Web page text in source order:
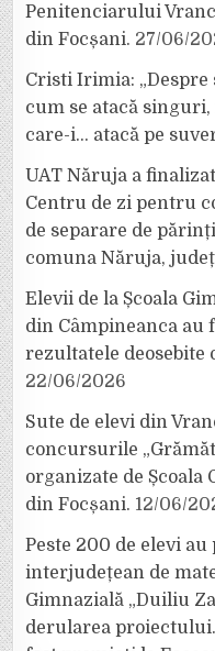
Penitenciarului
din Focșani. 27/06/
Cristi Irimia:
cum se atacă singuri,
care-i… atacă pe
UAT Năruja a
Centru de zi pentru
de separare de
comuna Năruja,
Elevii de la Școala
din Câmpineanca
rezultatele deosebite
22/06/2026
Sute de elevi din
concursurile
organizate de Școala
din Focșani. 12/06/
Peste 200 de elevi
interjudețean de
Gimnazială „Duiliu
derularea